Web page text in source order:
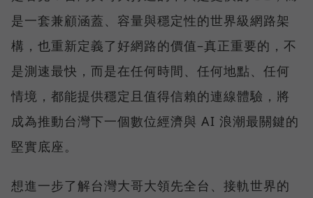
是一套兼顧涵蓋、容量與穩定性的世界級網路架
構，也重新定義了好網路的價值–真正重要的，不
是測速最快，而是在任何時間、任何地點、任何
情境，都能提供穩定且值得信賴的連線體驗，將
成為推動台灣下一個數位經濟與 AI 浪潮最關鍵的
堅實底座。
想進一步了解台灣大哥大領先全台、接軌世界的